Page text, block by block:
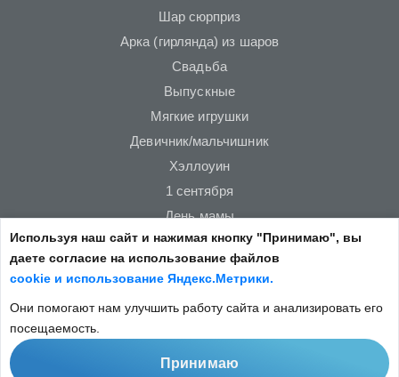
Шар сюрприз
Арка (гирлянда) из шаров
Свадьба
Выпускные
Мягкие игрушки
Девичник/мальчишник
Хэллоуин
1 сентября
День мамы
Новый год
23 февраля
14 февраля
8 марта
Используя наш сайт и нажимая кнопку "Принимаю", вы
даете согласие на использование файлов
cookie и использование Яндекс.Метрики.
Они помогают нам улучшить работу сайта и анализировать его
посещаемость.
Принимаю